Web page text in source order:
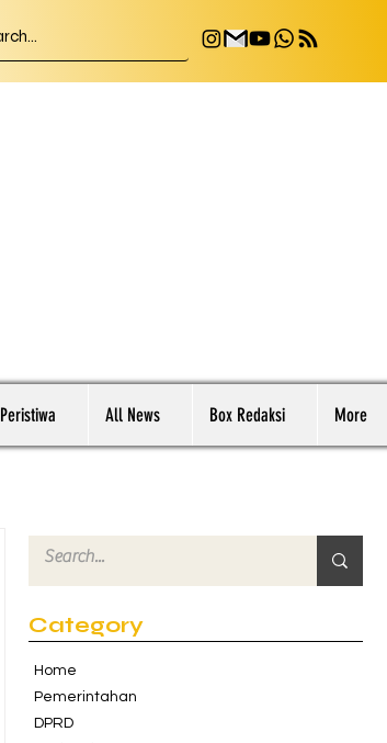
Peristiwa All News Box Redaksi More
Category
Home
Pemerintahan
DPRD